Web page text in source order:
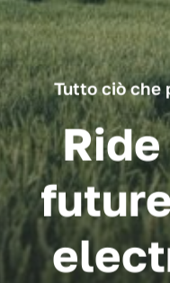
Tutto ciò che